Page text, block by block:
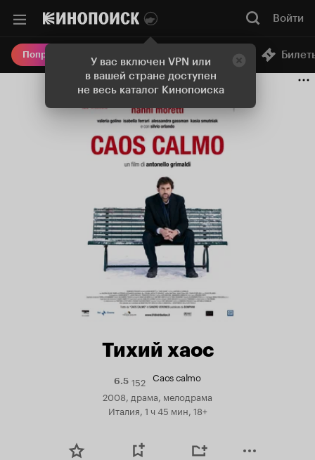
У вас включен VPN или
в вашей стране доступен
не весь каталог Кинопоиска
Войти
Попробовать Плюс Онлайн-кинотеатр
Тихий хаос
6.5Рейтинг
Кинопоиска
6.5
152 Caos calmo
2008, драма, мелодрама
Италия, 1 ч 45 мин, 18+